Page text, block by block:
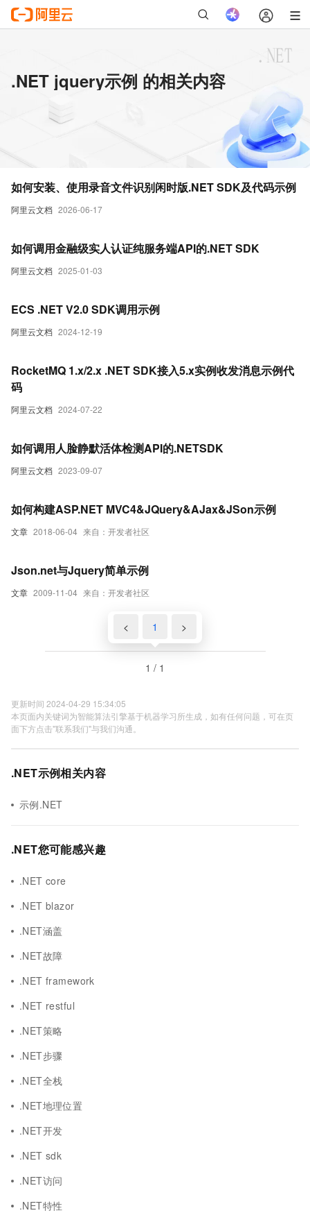
.NET jquery示例 的相关内容
阿里云文档 2026-06-17
如何安装、使用录音文件识别闲时版.NET SDK及代码示例
阿里云文档 2025-01-03
如何调用金融级实人认证纯服务端API的.NET SDK
阿里云文档 2024-12-19
ECS .NET V2.0 SDK调用示例
阿里云文档 2024-07-22
RocketMQ 1.x/2.x .NET SDK接入5.x实例收发消息示例代
码
阿里云文档 2023-09-07
如何调用人脸静默活体检测API的.NETSDK
文章 2018-06-04 来自：开发者社区
如何构建ASP.NET MVC4&JQuery&AJax&JSon示例
文章 2009-11-04 来自：开发者社区
Json.net与Jquery简单示例
< 1 >
1 / 1
更新时间 2024-04-29 15:34:05
本页面内关键词为智能算法引擎基于机器学习所生成，如有任何问题，可在页
面下方点击"联系我们"与我们沟通。
.NET示例相关内容
示例.NET
.NET您可能感兴趣
.NET core
.NET blazor
.NET涵盖
.NET故障
.NET framework
.NET restful
.NET策略
.NET步骤
.NET全栈
.NET地理位置
.NET开发
.NET sdk
.NET访问
.NET特性